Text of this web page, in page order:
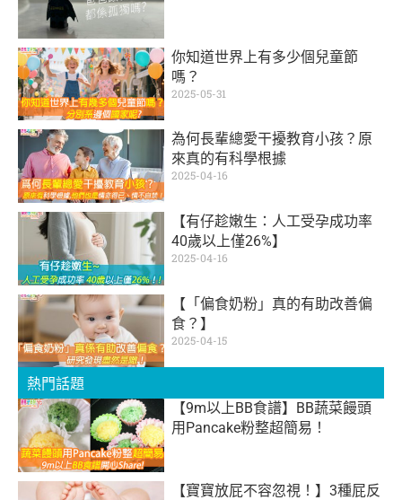
你知道世界上有多少個兒童節
嗎？
2025-05-31
為何長輩總愛干擾教育小孩？原
來真的有科學根據
2025-04-16
【有仔趁嫩生：人工受孕成功率
40歲以上僅26%】
2025-04-16
【「偏食奶粉」真的有助改善偏
食？】
2025-04-15
熱門話題
【9m以上BB食譜】BB蔬菜饅頭
用Pancake粉整超簡易！
【寶寶放屁不容忽視！】3種屁反